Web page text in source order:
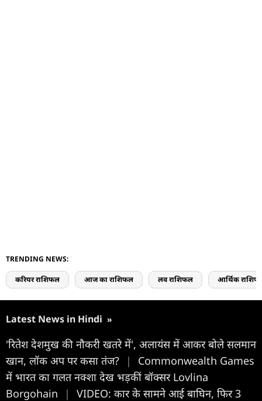
TRENDING NEWS:
करियर राशिफल आज का राशिफल लव राशिफल आर्थिक
Latest News in Hindi »
'रितेश देशमुख की नौकरी खतरे में', अलायंस में आकर बोले सलमान
खान, लॉक अप पर कसा तंज?
|
Commonwealth Games
में भारत का गलत नक्शा देख भड़कीं बॉक्सर Lovlina
Borgohain
|
VIDEO: कार के सामने आई बाघिन, फिर 3